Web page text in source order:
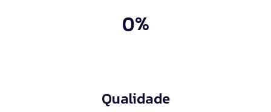
0%
Qualidade